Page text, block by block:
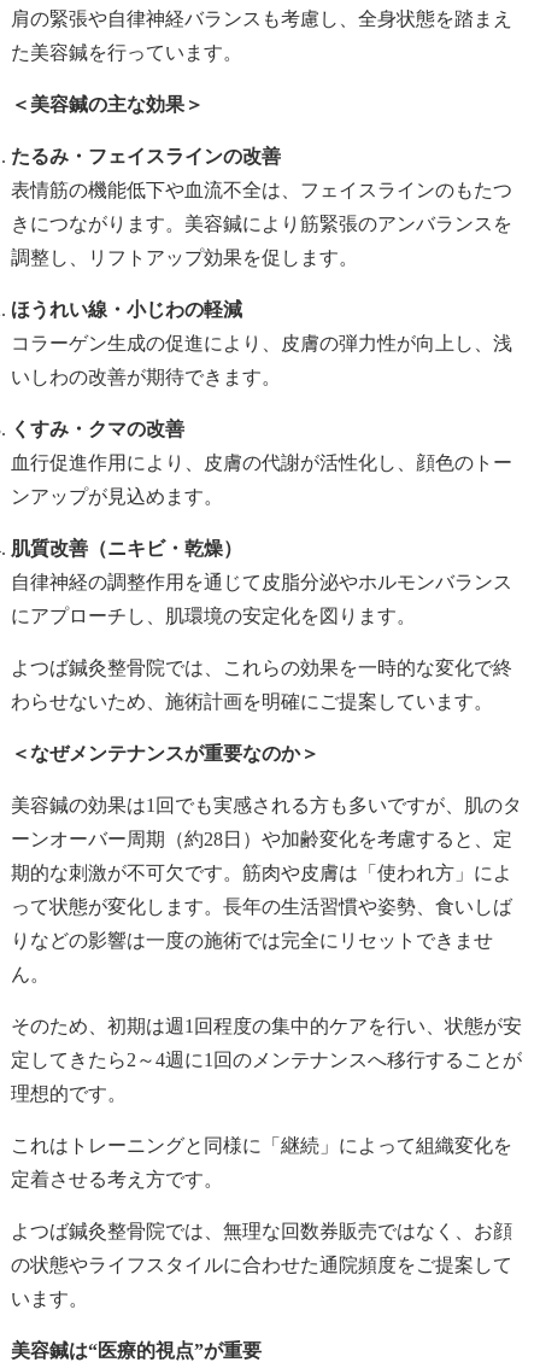
肩の緊張や自律神経バランスも考慮し、全身状態を踏まえ
た美容鍼を行っています。
＜美容鍼の主な効果＞
たるみ・フェイスラインの改善
表情筋の機能低下や血流不全は、フェイスラインのもたつ
きにつながります。美容鍼により筋緊張のアンバランスを
調整し、リフトアップ効果を促します。
ほうれい線・小じわの軽減
コラーゲン生成の促進により、皮膚の弾力性が向上し、浅
いしわの改善が期待できます。
くすみ・クマの改善
血行促進作用により、皮膚の代謝が活性化し、顔色のトー
ンアップが見込めます。
肌質改善（ニキビ・乾燥）
自律神経の調整作用を通じて皮脂分泌やホルモンバランス
にアプローチし、肌環境の安定化を図ります。
よつば鍼灸整骨院では、これらの効果を一時的な変化で終
わらせないため、施術計画を明確にご提案しています。
＜なぜメンテナンスが重要なのか＞
美容鍼の効果は1回でも実感される方も多いですが、肌のタ
ーンオーバー周期（約28日）や加齢変化を考慮すると、定
期的な刺激が不可欠です。筋肉や皮膚は「使われ方」によ
って状態が変化します。長年の生活習慣や姿勢、食いしば
りなどの影響は一度の施術では完全にリセットできませ
ん。
そのため、初期は週1回程度の集中的ケアを行い、状態が安
定してきたら2～4週に1回のメンテナンスへ移行することが
理想的です。
これはトレーニングと同様に「継続」によって組織変化を
定着させる考え方です。
よつば鍼灸整骨院では、無理な回数券販売ではなく、お顔
の状態やライフスタイルに合わせた通院頻度をご提案して
います。
美容鍼は“医療的視点”が重要